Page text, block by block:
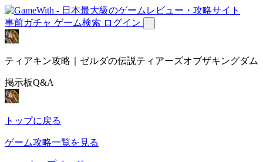
事前ガチャ ゲーム検索 ログイン
ティアキン攻略｜ゼルダの伝説ティアーズオブザキングダム
掲示板Q&A
トップに戻る
ゲーム攻略一覧を見る